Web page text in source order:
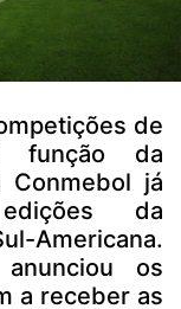
de
função da
Conmebol já
da
Americana.
os
a receber as